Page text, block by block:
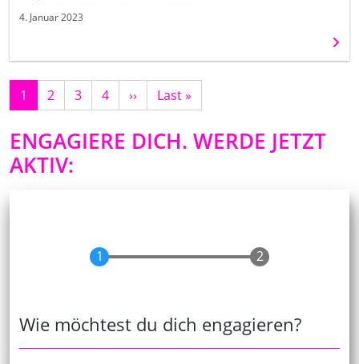
4. Januar 2023
1 2 3 4
Nächste
Seite
››
Letzte
Seite
Last »
ENGAGIERE DICH. WERDE JETZT
AKTIV:
Wie möchtest du dich engagieren?